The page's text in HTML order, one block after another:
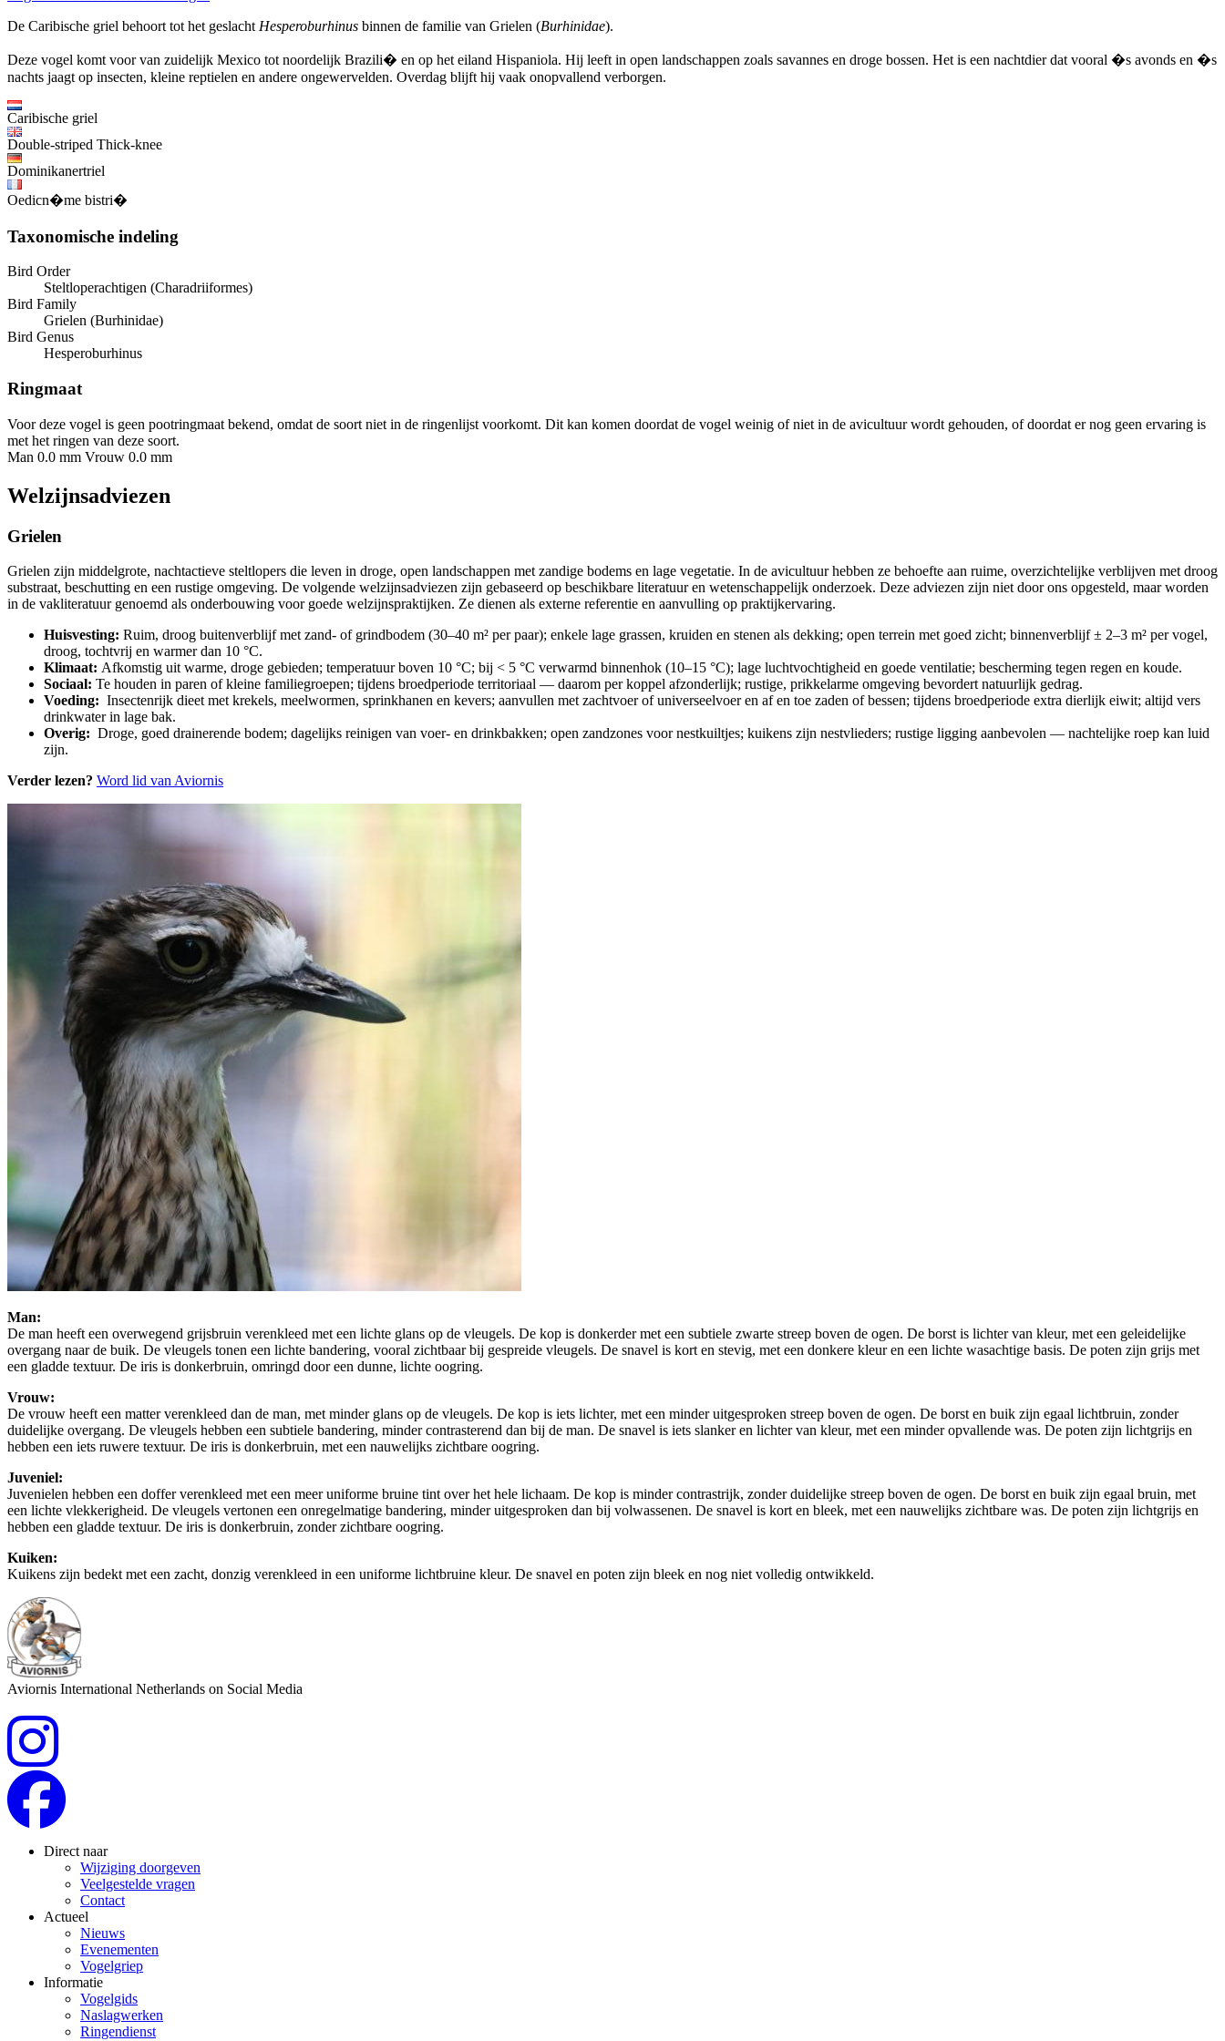
De Caribische griel behoort tot het geslacht Hesperoburhinus binnen de familie van Grielen (Burhinidae).
Deze vogel komt voor van zuidelijk Mexico tot noordelijk Brazili� en op het eiland Hispaniola. Hij leeft in open landschappen zoals savannes en droge bossen. Het is een nachtdier dat vooral �s avonds en �s
nachts jaagt op insecten, kleine reptielen en andere ongewervelden. Overdag blijft hij vaak onopvallend verborgen.
Caribische griel
Double-striped Thick-knee
Dominikanertriel
Oedicn�me bistri�
Taxonomische indeling
Bird Order
Steltloperachtigen (Charadriiformes)
Bird Family
Grielen (Burhinidae)
Bird Genus
Hesperoburhinus
Ringmaat
Voor deze vogel is geen pootringmaat bekend, omdat de soort niet in de ringenlijst voorkomt. Dit kan komen doordat de vogel weinig of niet in de avicultuur wordt gehouden, of doordat er nog geen ervaring is
met het ringen van deze soort.
Man 0.0 mm Vrouw 0.0 mm
Welzijnsadviezen
Grielen
Grielen zijn middelgrote, nachtactieve steltlopers die leven in droge, open landschappen met zandige bodems en lage vegetatie. In de avicultuur hebben ze behoefte aan ruime, overzichtelijke verblijven met droog
substraat, beschutting en een rustige omgeving. De volgende welzijnsadviezen zijn gebaseerd op beschikbare literatuur en wetenschappelijk onderzoek. Deze adviezen zijn niet door ons opgesteld, maar worden
in de vakliteratuur genoemd als onderbouwing voor goede welzijnspraktijken. Ze dienen als externe referentie en aanvulling op praktijkervaring.
Huisvesting: Ruim, droog buitenverblijf met zand- of grindbodem (30–40 m² per paar); enkele lage grassen, kruiden en stenen als dekking; open terrein met goed zicht; binnenverblijf ± 2–3 m² per vogel,
droog, tochtvrij en warmer dan 10 °C.
Klimaat: Afkomstig uit warme, droge gebieden; temperatuur boven 10 °C; bij < 5 °C verwarmd binnenhok (10–15 °C); lage luchtvochtigheid en goede ventilatie; bescherming tegen regen en koude.
Sociaal: Te houden in paren of kleine familiegroepen; tijdens broedperiode territoriaal — daarom per koppel afzonderlijk; rustige, prikkelarme omgeving bevordert natuurlijk gedrag.
Voeding: Insectenrijk dieet met krekels, meelwormen, sprinkhanen en kevers; aanvullen met zachtvoer of universeelvoer en af en toe zaden of bessen; tijdens broedperiode extra dierlijk eiwit; altijd vers
drinkwater in lage bak.
Overig: Droge, goed drainerende bodem; dagelijks reinigen van voer- en drinkbakken; open zandzones voor nestkuiltjes; kuikens zijn nestvlieders; rustige ligging aanbevolen — nachtelijke roep kan luid
zijn.
Verder lezen? Word lid van Aviornis
Man:
De man heeft een overwegend grijsbruin verenkleed met een lichte glans op de vleugels. De kop is donkerder met een subtiele zwarte streep boven de ogen. De borst is lichter van kleur, met een geleidelijke
overgang naar de buik. De vleugels tonen een lichte bandering, vooral zichtbaar bij gespreide vleugels. De snavel is kort en stevig, met een donkere kleur en een lichte wasachtige basis. De poten zijn grijs met
een gladde textuur. De iris is donkerbruin, omringd door een dunne, lichte oogring.
Vrouw:
De vrouw heeft een matter verenkleed dan de man, met minder glans op de vleugels. De kop is iets lichter, met een minder uitgesproken streep boven de ogen. De borst en buik zijn egaal lichtbruin, zonder
duidelijke overgang. De vleugels hebben een subtiele bandering, minder contrasterend dan bij de man. De snavel is iets slanker en lichter van kleur, met een minder opvallende was. De poten zijn lichtgrijs en
hebben een iets ruwere textuur. De iris is donkerbruin, met een nauwelijks zichtbare oogring.
Juveniel:
Juvenielen hebben een doffer verenkleed met een meer uniforme bruine tint over het hele lichaam. De kop is minder contrastrijk, zonder duidelijke streep boven de ogen. De borst en buik zijn egaal bruin, met
een lichte vlekkerigheid. De vleugels vertonen een onregelmatige bandering, minder uitgesproken dan bij volwassenen. De snavel is kort en bleek, met een nauwelijks zichtbare was. De poten zijn lichtgrijs en
hebben een gladde textuur. De iris is donkerbruin, zonder zichtbare oogring.
Kuiken:
Kuikens zijn bedekt met een zacht, donzig verenkleed in een uniforme lichtbruine kleur. De snavel en poten zijn bleek en nog niet volledig ontwikkeld.
Aviornis International Netherlands on Social Media
Direct naar
Wijziging doorgeven
Veelgestelde vragen
Contact
Actueel
Nieuws
Evenementen
Vogelgriep
Informatie
Vogelgids
Naslagwerken
Ringendienst